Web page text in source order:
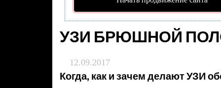
УЗИ БРЮШНОЙ
12.09.2017
Когда, как и зачем делают УЗИ